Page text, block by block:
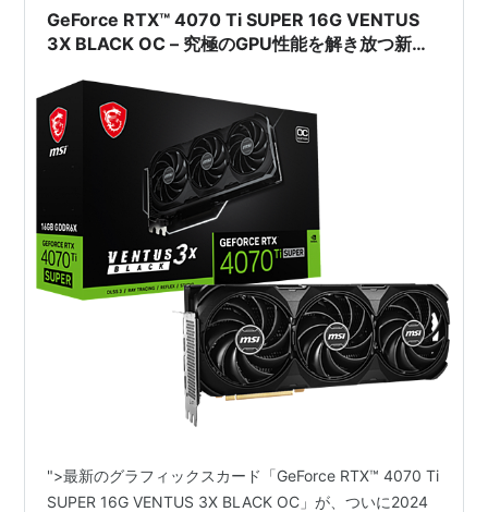
GeForce RTX™ 4070 Ti SUPER 16G VENTUS
3X BLACK OC – 究極のGPU性能を解き放つ新時
">最新のグラフィックスカード「GeForce RTX™ 4070 Ti
SUPER 16G VENTUS 3X BLACK OC」が、ついに2024